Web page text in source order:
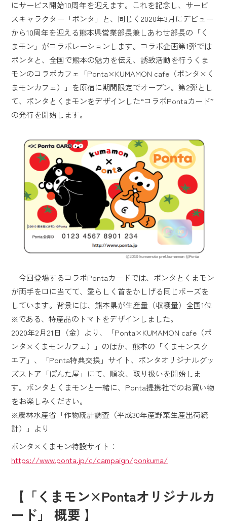
にサービス開始10周年を迎えます。これを記念し、サービ
スキャラクター「ポンタ」と、同じく2020年3月にデビュー
から10周年を迎える熊本県営業部長兼しあわせ部長の「く
まモン」がコラボレーションします。コラボ企画第1弾では
ポンタと、全国で熊本の魅力を伝え、誘致活動を行うくま
モンのコラボカフェ「Ponta×KUMAMON cafe（ポンタ×く
まモンカフェ）」を原宿に期間限定でオープン。第2弾とし
て、ポンタとくまモンをデザインした“コラボPontaカード”
の発行を開始します。
今回登場するコラボPontaカードでは、ポンタとくまモン
が両手を口に当てて、愛らしく首をかしげる同じポーズを
しています。背景には、熊本県が生産量（収穫量）全国1位
※である、特産品のトマトをデザインしました。
2020年2月21日（金）より、「Ponta×KUMAMON cafe（ポ
ンタ×くまモンカフェ）」のほか、熊本の「くまモンスク
エア」、「Ponta特典交換」サイト、ポンタオリジナルグッ
ズストア「ぽんた屋」にて、順次、取り扱いを開始しま
す。ポンタとくまモンと一緒に、Ponta提携社でのお買い物
をお楽しみください。
※農林水産省「作物統計調査（平成30年産野菜生産出荷統
計）」より
ポンタ×くまモン特設サイト：
https://www.ponta.jp/c/campaign/ponkuma/
【「くまモン×Pontaオリジナルカ
ード」 概要 】